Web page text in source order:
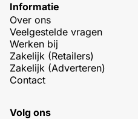
Informatie
Over ons
Veelgestelde vragen
Werken bij
Zakelijk (Retailers)
Zakelijk (Adverteren)
Contact
Volg ons